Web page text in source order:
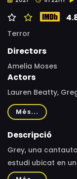
Terror
Directors
Amelia Moses
Actors
Lauren Beatty,
Ironside, Judith
Michael Peterson,
Satanove, Zoe
Més...
Descripció
Grey, una
estudi ubicat en
en solitari. El